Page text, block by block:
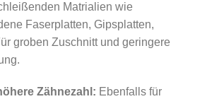
Matrialien wie
Faserplatten, Gipsplatten,
groben Zuschnitt und geringere
Zähnezahl: Ebenfalls für